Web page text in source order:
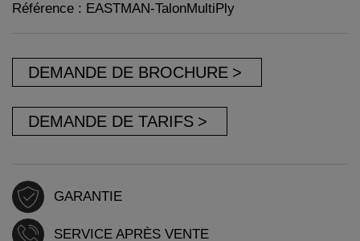
Référence : EASTMAN-TalonMultiPly
DEMANDE DE BROCHURE
DEMANDE DE TARIFS
GARANTIE
SERVICE APRÈS VENTE